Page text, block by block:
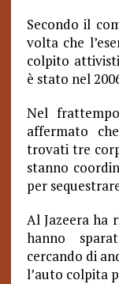
Secondo il
volta che
colpito
è stato nel
Nel
affermato
trovati tre
stanno
per
Al Jazeera ha
hanno
cercando di
l’auto colpita